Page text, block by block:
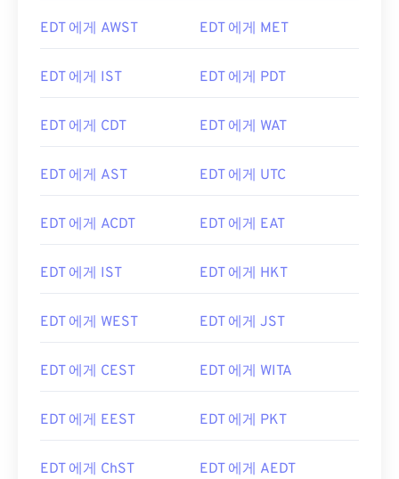
EDT 에게 AWST EDT 에게 MET
EDT 에게 IST EDT 에게 PDT
EDT 에게 CDT EDT 에게 WAT
EDT 에게 AST EDT 에게 UTC
EDT 에게 ACDT EDT 에게 EAT
EDT 에게 IST EDT 에게 HKT
EDT 에게 WEST EDT 에게 JST
EDT 에게 CEST EDT 에게 WITA
EDT 에게 EEST EDT 에게 PKT
EDT 에게 ChST EDT 에게 AEDT